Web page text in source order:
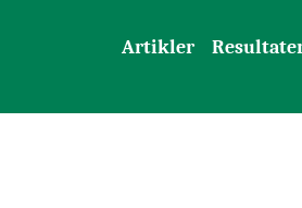
Artikler